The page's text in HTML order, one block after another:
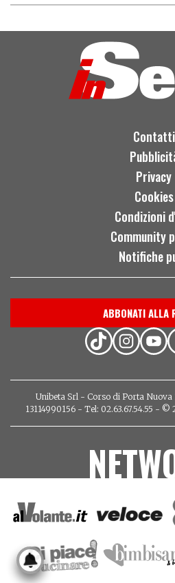
Contatti
Privacy
Cookies
Condizioni
Community
Notifiche
ABBONATI ALLA
Unibeta Srl - Corso di Porta Nuova
13114990156 - Tel: 02.63.67.54.55 -